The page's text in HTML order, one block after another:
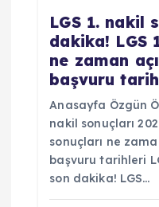
LGS 1. nakil
dakika! LGS
ne zaman
başvuru
Anasayfa Özgün
nakil sonuçları
sonuçları ne
başvuru tarihleri
son dakika! LGS…